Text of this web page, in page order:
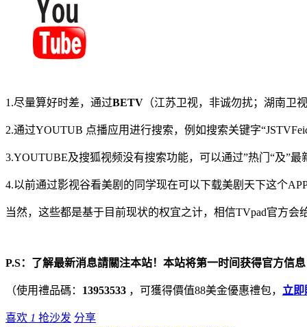
1.尽量算好时差，通过BETV （江苏卫视，非诚勿扰；湖南卫
2.通过YOUTUB 点播应用进行搜索，例如搜索关键字
3.YOUTUBE及搜狐视频没有搜索功能，可以通过”热门“及”
4.以前通过影视谷看美剧的同学现在可以下载美剧天下这个
当然，这些都是基于目前现状的权宜之计，相信TVpad官方会
P.S：了解最新消息請關注本站！ 本站将第一时间获得官方信
（使用禮品碼： 13953533 ，可獲得價值88美金優惠禮包， 立即
喜欢 1 抢沙发 分享